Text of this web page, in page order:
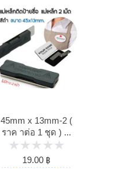
45mm x 13mm-2 (
ราค าต่อ 1 ชุด ) ...
19.00 ฿